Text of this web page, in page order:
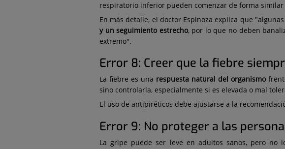
respiratorio inferior pueden comenzar de forma
En más detalle, el doctor Espinoza explica que
y un seguimiento estrecho, por lo que no deben
extremo".
Error 8: Creer que la fiebre
La fiebre es una respuesta natural del organismo
sino controlarla, especialmente si es elevada o mal
El uso de antipiréticos debe ajustarse a la
Error 9: No proteger a las
La gripe puede ser leve en adultos sanos, pero no